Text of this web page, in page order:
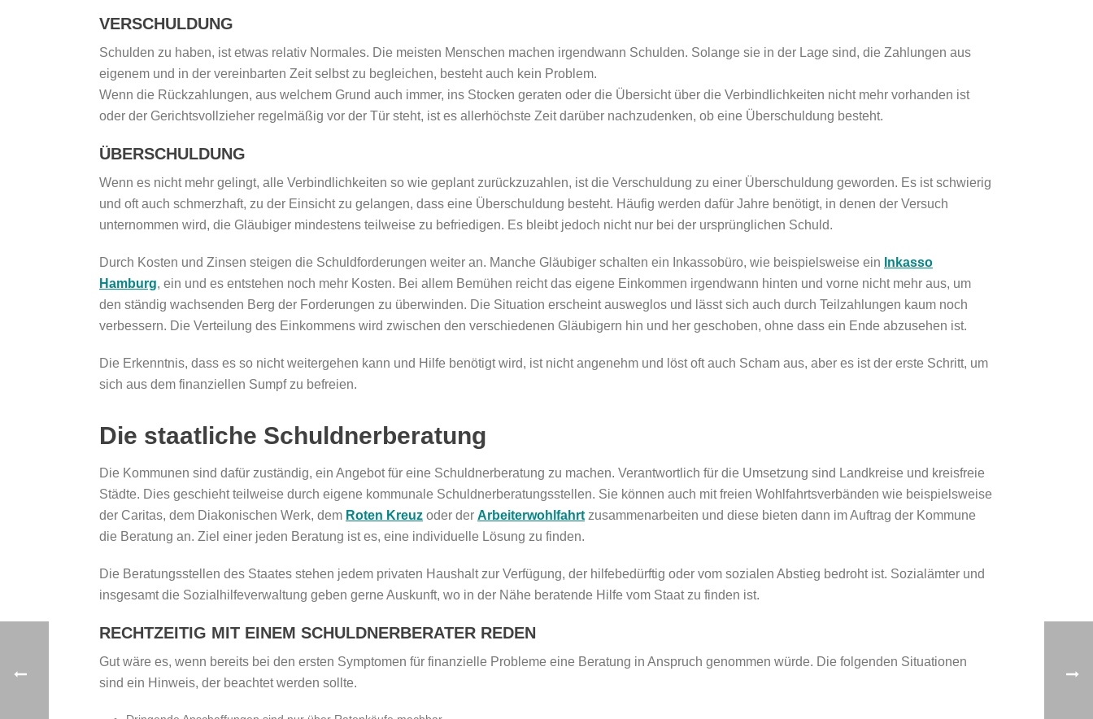
VERSCHULDUNG
Schulden zu haben, ist etwas relativ Normales. Die meisten Menschen machen irgendwann Schulden. Solange sie in der Lage sind, die Zahlungen aus
eigenem und in der vereinbarten Zeit selbst zu begleichen, besteht auch kein Problem.
Wenn die Rückzahlungen, aus welchem Grund auch immer, ins Stocken geraten oder die Übersicht über die Verbindlichkeiten nicht mehr vorhanden ist
oder der Gerichtsvollzieher regelmäßig vor der Tür steht, ist es allerhöchste Zeit darüber nachzudenken, ob eine Überschuldung besteht.
ÜBERSCHULDUNG
Wenn es nicht mehr gelingt, alle Verbindlichkeiten so wie geplant zurückzuzahlen, ist die Verschuldung zu einer Überschuldung geworden. Es ist schwierig
und oft auch schmerzhaft, zu der Einsicht zu gelangen, dass eine Überschuldung besteht. Häufig werden dafür Jahre benötigt, in denen der Versuch
unternommen wird, die Gläubiger mindestens teilweise zu befriedigen. Es bleibt jedoch nicht nur bei der ursprünglichen Schuld.
Durch Kosten und Zinsen steigen die Schuldforderungen weiter an. Manche Gläubiger schalten ein Inkassobüro, wie beispielsweise ein Inkasso
Hamburg, ein und es entstehen noch mehr Kosten. Bei allem Bemühen reicht das eigene Einkommen irgendwann hinten und vorne nicht mehr aus, um
den ständig wachsenden Berg der Forderungen zu überwinden. Die Situation erscheint ausweglos und lässt sich auch durch Teilzahlungen kaum noch
verbessern. Die Verteilung des Einkommens wird zwischen den verschiedenen Gläubigern hin und her geschoben, ohne dass ein Ende abzusehen ist.
Die Erkenntnis, dass es so nicht weitergehen kann und Hilfe benötigt wird, ist nicht angenehm und löst oft auch Scham aus, aber es ist der erste Schritt, um
sich aus dem finanziellen Sumpf zu befreien.
Die staatliche Schuldnerberatung
Die Kommunen sind dafür zuständig, ein Angebot für eine Schuldnerberatung zu machen. Verantwortlich für die Umsetzung sind Landkreise und kreisfreie
Städte. Dies geschieht teilweise durch eigene kommunale Schuldnerberatungsstellen. Sie können auch mit freien Wohlfahrtsverbänden wie beispielsweise
der Caritas, dem Diakonischen Werk, dem Roten Kreuz oder der Arbeiterwohlfahrt zusammenarbeiten und diese bieten dann im Auftrag der Kommune
die Beratung an. Ziel einer jeden Beratung ist es, eine individuelle Lösung zu finden.
Die Beratungsstellen des Staates stehen jedem privaten Haushalt zur Verfügung, der hilfebedürftig oder vom sozialen Abstieg bedroht ist. Sozialämter und
insgesamt die Sozialhilfeverwaltung geben gerne Auskunft, wo in der Nähe beratende Hilfe vom Staat zu finden ist.
RECHTZEITIG MIT EINEM SCHULDNERBERATER REDEN
Gut wäre es, wenn bereits bei den ersten Symptomen für finanzielle Probleme eine Beratung in Anspruch genommen würde. Die folgenden Situationen
sind ein Hinweis, der beachtet werden sollte.